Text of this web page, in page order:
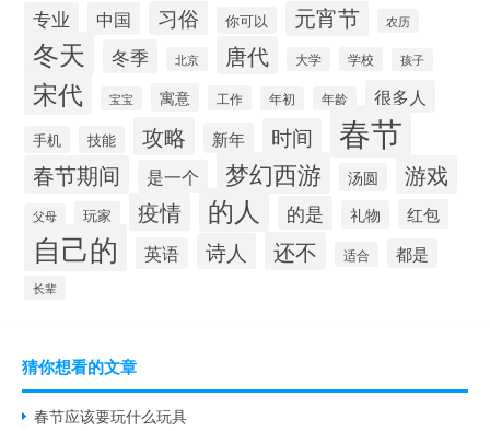
专业 中国 习俗 你可以 元宵节 农历
冬天 冬季 北京 唐代 大学 学校 孩子
宋代 宝宝 寓意 工作 年初 年龄 很多人
手机 技能 攻略 新年 时间 春节
春节期间 是一个 梦幻西游 汤圆 游戏
父母 玩家 疫情 的人 的是 礼物 红包
自己的 英语 诗人 还不 适合 都是
长辈
猜你想看的文章
春节应该要玩什么玩具